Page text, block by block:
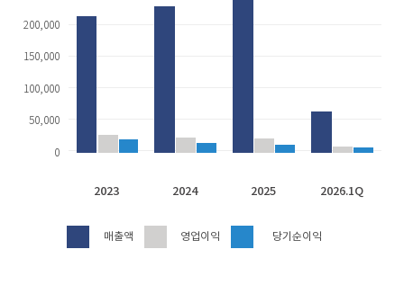
200,000
150,000
100,000
50,000
0
2023 2024 2025 2026.1Q
매출액 영업이익 당기순이익